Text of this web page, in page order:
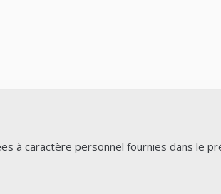
à caractère personnel fournies dans le